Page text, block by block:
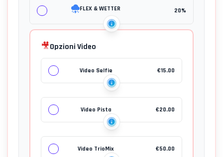
FLEX & WETTER 20%
🎥Opzioni Video
Video Selfie €15.00
Video Pista €20.00
Video TrioMix €50.00